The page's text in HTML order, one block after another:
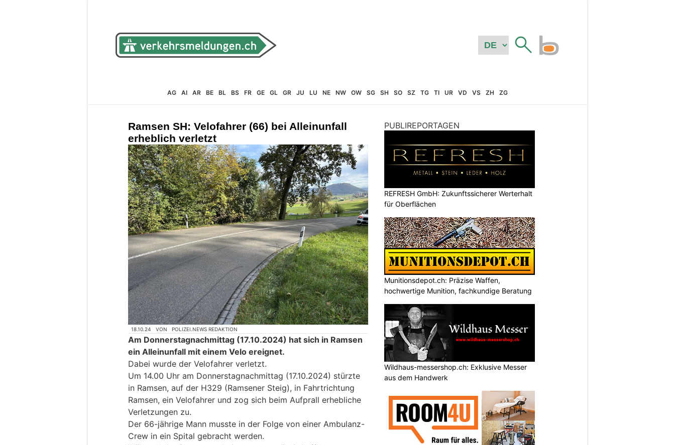
AG AI AR BE BL BS FR GE GL GR JU LU NE NW OW SG SH SO SZ TG TI UR VD VS ZH ZG
Ramsen SH: Velofahrer (66) bei Alleinunfall
erheblich verletzt
18.10.24 VON POLIZEI.NEWS REDAKTION
Am Donnerstagnachmittag (17.10.2024) hat sich in Ramsen
ein Alleinunfall mit einem Velo ereignet.
Dabei wurde der Velofahrer verletzt.
Um 14.00 Uhr am Donnerstagnachmittag (17.10.2024) stürzte
in Ramsen, auf der H329 (Ramsener Steig), in Fahrtrichtung
Ramsen, ein Velofahrer und zog sich beim Aufprall erhebliche
Verletzungen zu.
Der 66-jährige Mann musste in der Folge von einer Ambulanz-
Crew in ein Spital gebracht werden.
PUBLIREPORTAGEN
REFRESH GmbH: Zukunftssicherer Werterhalt
für Oberflächen
Munitionsdepot.ch: Präzise Waffen,
hochwertige Munition, fachkundige Beratung
Wildhaus-messershop.ch: Exklusive Messer
aus dem Handwerk